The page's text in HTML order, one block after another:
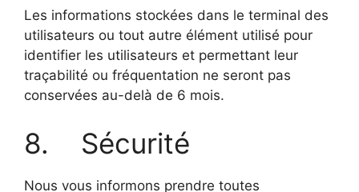
Les informations stockées dans le terminal des
utilisateurs ou tout autre élément utilisé pour
identifier les utilisateurs et permettant leur
traçabilité ou fréquentation ne seront pas
conservées au-delà de 6 mois.
8. Sécurité
Nous vous informons prendre toutes